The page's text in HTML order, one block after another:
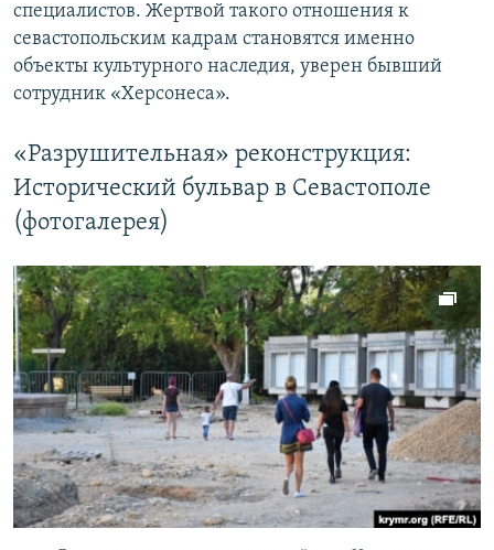
специалистов. Жертвой такого отношения к
севастопольским кадрам становятся именно
объекты культурного наследия, уверен бывший
сотрудник «Херсонеса».
«Разрушительная» реконструкция:
Исторический бульвар в Севастополе
(фотогалерея)